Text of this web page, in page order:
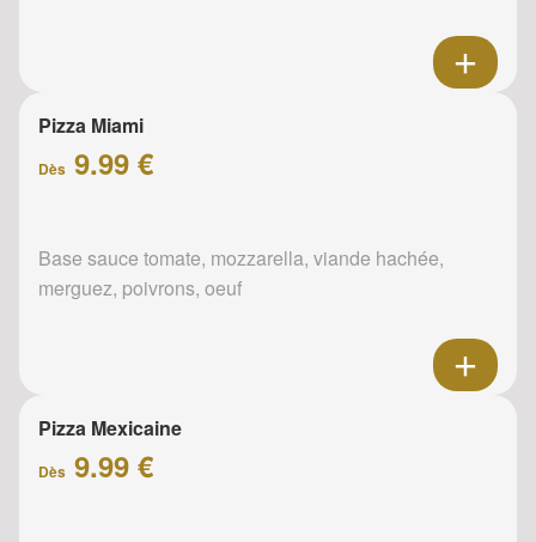
Pizza Miami
Dès 9.99 €
Base sauce tomate, mozzarella, viande hachée,
merguez, poivrons, oeuf
Pizza Mexicaine
Dès 9.99 €